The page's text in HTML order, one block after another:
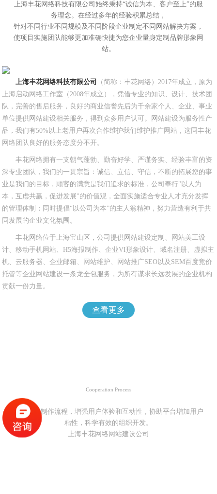
上海丰花网络科技有限公司始终秉持“诚信为本、客户至上”的服
务理念。在经过多年的经验积累总结，
针对不同行业不同规模及不同阶段企业制定不同网站解决方案，
使项目实施团队能够更加准确快捷为您企业量身定制品牌形象网
站。
上海丰花网络科技有限公司
（简称：丰花网络）2017年成立，原为
上海启动网络工作室（2008年成立），凭借专业的知识、设计、技术团
队，完善的售后服务，良好的商业信誉先后为千余家个人、企业、事业
单位提供网站建设相关服务，得到众多用户认可。网站建设为服务性产
品，我们有50%以上老用户再次合作维护我们维护推广网站，这同丰花
网络团队良好的服务态度分不开。
丰花网络拥有一支朝气蓬勃、勤奋好学、严谨务实、经验丰富的资
深专业团队，我们的一贯宗旨：诚信、立信、守信，不断的拓展您的事
业是我们的目标，顾客的满意是我们追求的标准，公司奉行"以人为
本，互虑共赢，促进发展"的价值观，全面实施适合专业人才充分发挥
的管理体制；同时提倡“以公司为本”的主人翁精神，努力营造有利于共
同发展的企业文化氛围。
丰花网络位于上海宝山区，公司提供网站建设定制、网站美工设
计、移动手机网站、H5海报制作、企业VI形象设计、域名注册、虚拟主
机、云服务器、企业邮箱、网站维护、网站推广SEO以及SEM百度竞价
托管等企业网站建设一条龙全包服务，为所有谋求长远发展的企业机构
贡献一份力量。
查看更多
Cooperation Process
优化项目制作流程，增强用户体验和互动性，协助平台增加用户
粘性，科学有效的组织开发。
上海丰花网络网站建设公司